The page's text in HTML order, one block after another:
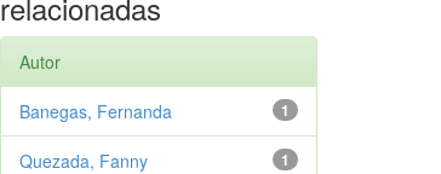
Autor
1
Banegas, Fernanda
1
Quezada, Fanny